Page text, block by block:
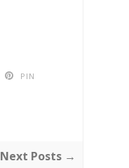
PIN
Next Posts →